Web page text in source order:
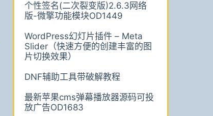
个性签名(二次裂变版)2.6.3网络
版-微擎功能模块OD1449
WordPress幻灯片插件 – Meta
Slider（快速方便的创建丰富的图
片切换效果）
DNF辅助工具带破解教程
最新苹果cms弹幕播放器源码可投
放广告OD1683